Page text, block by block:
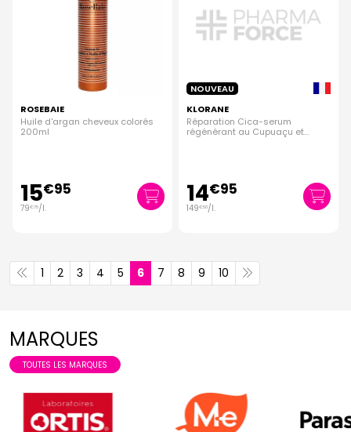
ROSEBAIE
Huile d'argan cheveux colorés
200ml
15€95
79€75/l.
NOUVEAU
KLORANE
Réparation Cica-serum
régénérant au Cupuaçu et
14€95
149€50/l.
1 2 3 4 5 6 7 8 9 10
MARQUES
TOUTES LES MARQUES